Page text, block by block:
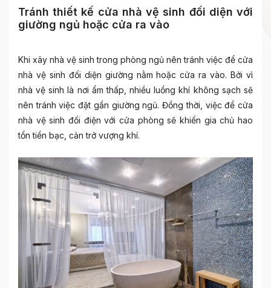
Tránh thiết kế cửa nhà vệ sinh đối diện với
giường ngủ hoặc cửa ra vào
Khi xây nhà vệ sinh trong phòng ngủ nên tránh việc để cửa
nhà vệ sinh đối diện giường nằm hoặc cửa ra vào. Bởi vì
nhà vệ sinh là nơi ẩm thấp, nhiều luồng khí không sạch sẽ
nên tránh việc đặt gần giường ngủ. Đồng thời, việc để cửa
nhà vệ sinh đối điện với cửa phòng sẽ khiến gia chủ hao
tổn tiền bạc, cản trở vượng khí.